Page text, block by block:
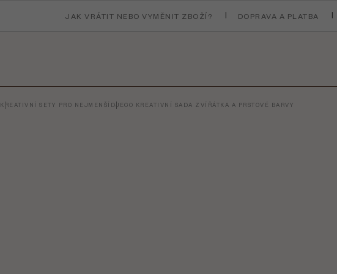
JAK VRÁTIT NEBO VYMĚNIT ZBOŽÍ? DOPRAVA A PLATBA
KREATIVNÍ SETY PRO NEJMENŠÍ DJECO KREATIVNÍ SADA ZVÍŘÁTKA A PRSTOVÉ BARVY